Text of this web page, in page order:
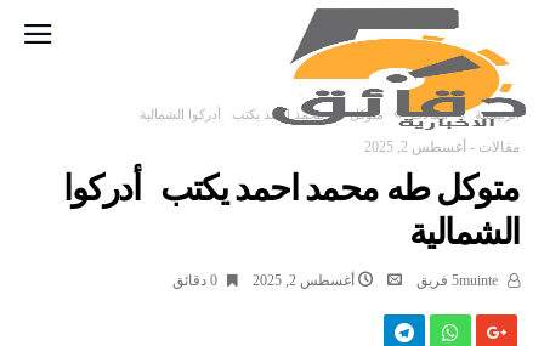
‫الرئيسية‬ مقالات متوكل طه محمد احمد يكتب أدركوا الشمالية
مقالات - أغسطس 2, 2025
متوكل طه محمد احمد يكتب أدركوا
الشمالية
أغسطس 2, 2025 0 ‫دقائق‬